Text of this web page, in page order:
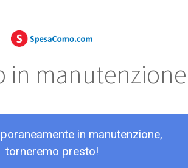
in manutenzione
in manutenzione,
torneremo presto!